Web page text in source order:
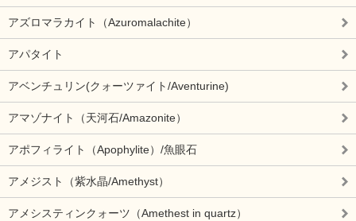
アズロマラカイト（Azuromalachite）
アパタイト
アベンチュリン(クォーツァイト/Aventurine)
アマゾナイト（天河石/Amazonite）
アポフィライト（Apophylite）/魚眼石
アメジスト（紫水晶/Amethyst）
アメシスティンクォーツ（Amethest in quartz）